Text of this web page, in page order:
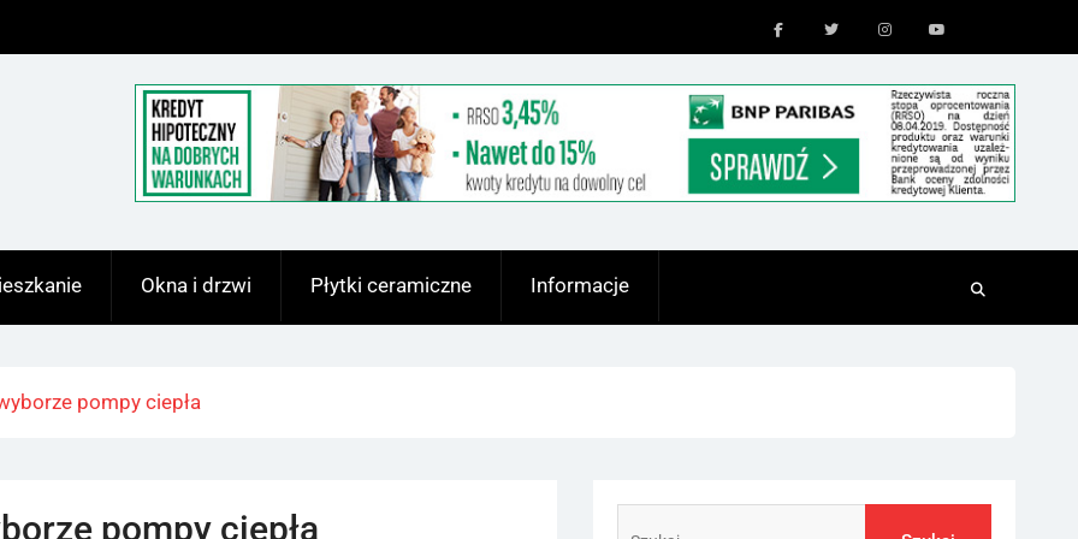
Okna i drzwi Płytki ceramiczne Informacje
pompy ciepła
pompy ciepła